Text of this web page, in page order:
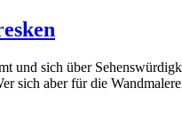
und sich über
sich aber für die